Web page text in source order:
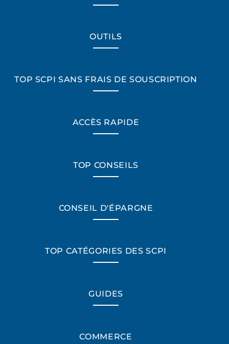
OUTILS
TOP SCPI SANS FRAIS DE SOUSCRIPTION
ACCÈS RAPIDE
TOP CONSEILS
CONSEIL D'ÉPARGNE
TOP CATÉGORIES DES SCPI
GUIDES
COMMERCE